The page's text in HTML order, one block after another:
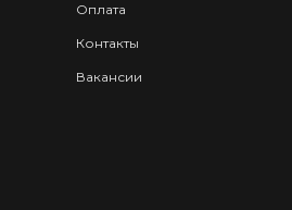
Оплата
Контакты
Вакансии